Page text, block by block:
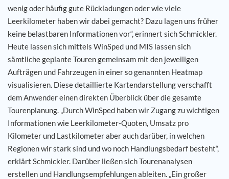
wenig oder häufig gute Rückladungen oder wie viele
Leerkilometer haben wir dabei gemacht? Dazu lagen uns früher
keine belastbaren Informationen vor“, erinnert sich Schmickler.
Heute lassen sich mittels WinSped und MIS lassen sich
sämtliche geplante Touren gemeinsam mit den jeweiligen
Aufträgen und Fahrzeugen in einer so genannten Heatmap
visualisieren. Diese detaillierte Kartendarstellung verschafft
dem Anwender einen direkten Überblick über die gesamte
Tourenplanung. „Durch WinSped haben wir Zugang zu wichtigen
Informationen wie Leerkilometer-Quoten, Umsatz pro
Kilometer und Lastkilometer aber auch darüber, in welchen
Regionen wir stark sind und wo noch Handlungsbedarf besteht“,
erklärt Schmickler. Darüber ließen sich Tourenanalysen
erstellen und Handlungsempfehlungen ableiten. „Ein großer